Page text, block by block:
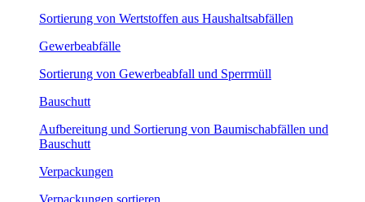
Sortierung von Wertstoffen aus Haushaltsabfällen
Gewerbeabfälle
Sortierung von Gewerbeabfall und Sperrmüll
Bauschutt
Aufbereitung und Sortierung von Baumischabfällen und
Bauschutt
Verpackungen
Verpackungen sortieren